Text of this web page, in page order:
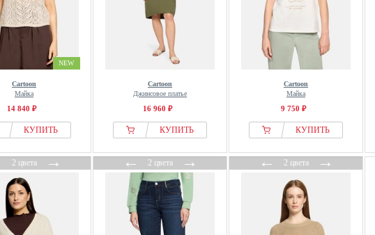
NEW
Cartoon
Майка
14 840 ₽
КУПИТЬ
Cartoon
Джинсовое платье
16 960 ₽
КУПИТЬ
Cartoon
Майка
9 750 ₽
КУПИТЬ
2 цвета→ ←2 цвета→ ←2 цвета→